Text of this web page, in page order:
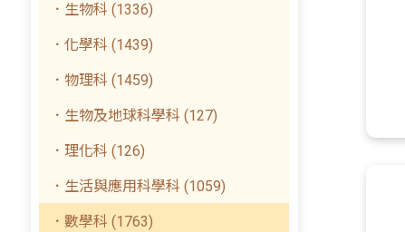
．生物科 (1336)
．化學科 (1439)
．物理科 (1459)
．生物及地球科學科 (127)
．理化科 (126)
．生活與應用科學科 (1059)
．數學科 (1763)